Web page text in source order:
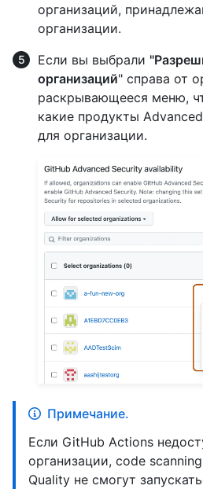
организаций,
организации.
Если вы выбрали
организаций" справа от
раскрывающееся меню,
какие продукты
для организации.
Примечание.
Если GitHub Actions
организации, code
Quality не смогут